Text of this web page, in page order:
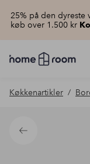
25% på den dyreste
køb over 1.500 kr
Homeroom
–
hjemmet
pris
Køkkenartikler
Tilbage